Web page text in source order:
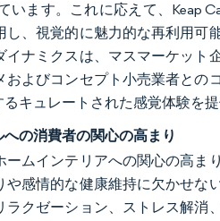
ます。これに応えて、Keap
、視覚的に魅力的な再利用可
ナミクスは、マスマーケット
よびコンセプト小売業者との
キュレートされた感覚体験を提
の消費者の関心の高まり
ムインテリアへの関心の高ま
感情的な健康維持に欠かせな
クゼーション、ストレス解消